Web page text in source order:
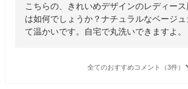
こちらの、きれいめデザインのレディース
は如何でしょうか？ナチュラルなベージュ
て温かいです。自宅で丸洗いできますよ。
全てのおすすめコメント（3件）